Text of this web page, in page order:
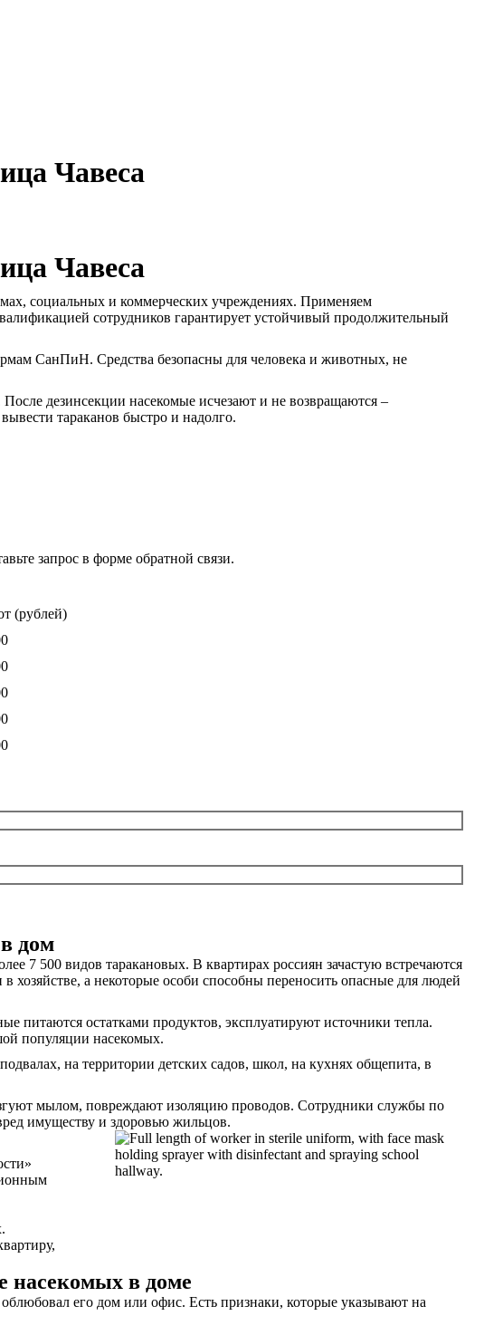
Чавеса
Чавеса
социальных и коммерческих учреждениях. Применяем
сотрудников гарантирует устойчивый продолжительный
СанПиН. Средства безопасны для человека и животных, не
дезинсекции насекомые исчезают и не возвращаются –
тараканов быстро и надолго.
запрос в форме обратной связи.
(рублей)
дом
7 500 видов таракановых. В квартирах россиян зачастую встречаются
хозяйстве, а некоторые особи способны переносить опасные для людей
питаются остатками продуктов, эксплуатируют источники тепла.
популяции насекомых.
на территории детских садов, школ, на кухнях общепита, в
мылом, повреждают изоляцию проводов. Сотрудники службы по
имуществу и здоровью жильцов.
насекомых в доме
его дом или офис. Есть признаки, которые указывают на